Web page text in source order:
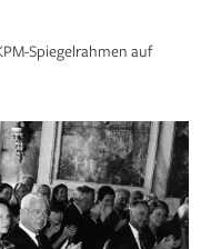
Spiegelrahmen auf